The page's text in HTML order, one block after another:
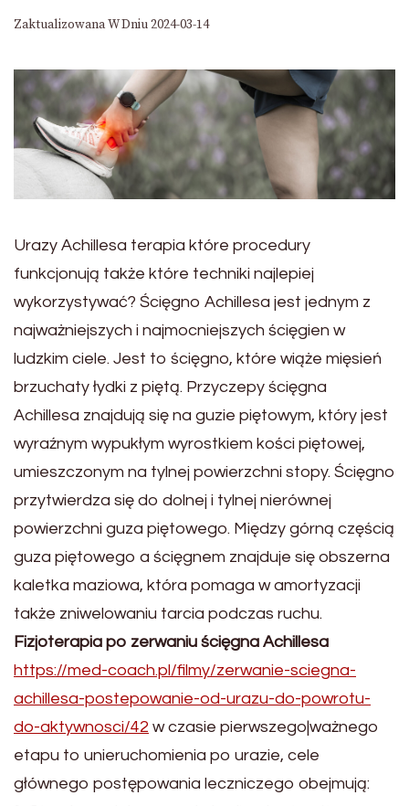
Zaktualizowana W Dniu2024-03-14
Urazy Achillesa terapia które procedury
funkcjonują także które techniki najlepiej
wykorzystywać? Ścięgno Achillesa jest jednym z
najważniejszych i najmocniejszych ścięgien w
ludzkim ciele. Jest to ścięgno, które wiąże mięsień
brzuchaty łydki z piętą. Przyczepy ścięgna
Achillesa znajdują się na guzie piętowym, który jest
wyraźnym wypukłym wyrostkiem kości piętowej,
umieszczonym na tylnej powierzchni stopy. Ścięgno
przytwierdza się do dolnej i tylnej nierównej
powierzchni guza piętowego. Między górną częścią
guza piętowego a ścięgnem znajduje się obszerna
kaletka maziowa, która pomaga w amortyzacji
także zniwelowaniu tarcia podczas ruchu.
Fizjoterapia po zerwaniu ścięgna Achillesa
https://med-coach.pl/filmy/zerwanie-sciegna-
achillesa-postepowanie-od-urazu-do-powrotu-
do-aktywnosci/42 w czasie pierwszego|ważnego
etapu to unieruchomienia po urazie, cele
głównego postępowania leczniczego obejmują: